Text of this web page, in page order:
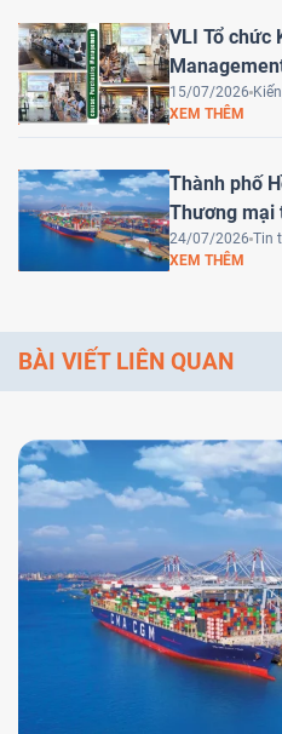
VLI Tổ chức
HEINEKEN
15/07/2026
XEM THÊM
Thành phố
Thương mại
Mép Hạ –
Nam trở
24/07/2026 Tin
XEM THÊM
BÀI VIẾT LIÊN QUAN